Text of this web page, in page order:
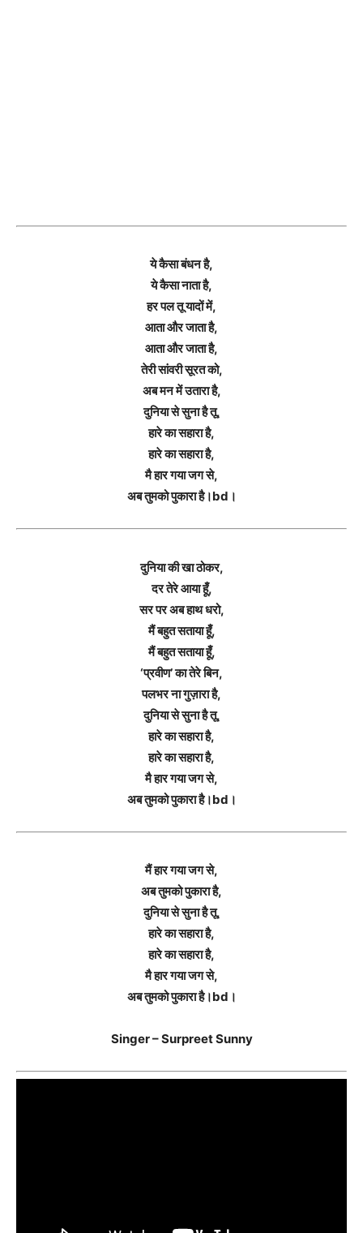
ये कैसा बंधन है,
ये कैसा नाता है,
हर पल तू यादों में,
आता और जाता है,
आता और जाता है,
तेरी सांवरी सूरत को,
अब मन में उतारा है,
दुनिया से सुना है तू,
हारे का सहारा है,
हारे का सहारा है,
मै हार गया जग से,
अब तुमको पुकारा है।bd।
दुनिया की खा ठोकर,
दर तेरे आया हूँ,
सर पर अब हाथ धरो,
मैं बहुत सताया हूँ,
मैं बहुत सताया हूँ,
‘प्रवीण’ का तेरे बिन,
पलभर ना गुज़ारा है,
दुनिया से सुना है तू,
हारे का सहारा है,
हारे का सहारा है,
मै हार गया जग से,
अब तुमको पुकारा है।bd।
मैं हार गया जग से,
अब तुमको पुकारा है,
दुनिया से सुना है तू,
हारे का सहारा है,
हारे का सहारा है,
मै हार गया जग से,
अब तुमको पुकारा है।bd।
Singer – Surpreet Sunny